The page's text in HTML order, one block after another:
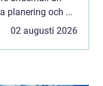
planering och ...
02 augusti 2026